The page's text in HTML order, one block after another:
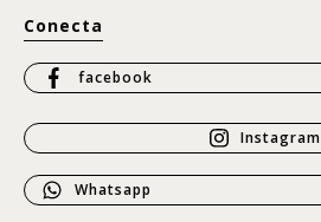
Conecta
facebook
Instagram
Whatsapp